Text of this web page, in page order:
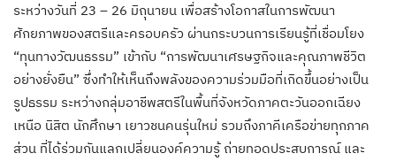
ระหว่างวันที่ 23 – 26 มิถุนายน เพื่อสร้างโอกาสในการพัฒนา
ศักยภาพของสตรีและครอบครัว ผ่านกระบวนการเรียนรู้ที่เชื่อมโยง
“ทุนทางวัฒนธรรม” เข้ากับ “การพัฒนาเศรษฐกิจและคุณภาพชีวิต
อย่างยั่งยืน” ซึ่งทำให้เห็นถึงพลังของความร่วมมือที่เกิดขึ้นอย่างเป็น
รูปธรรม ระหว่างกลุ่มอาชีพสตรีในพื้นที่จังหวัดภาคตะวันออกเฉียง
เหนือ นิสิต นักศึกษา เยาวชนคนรุ่นใหม่ รวมถึงภาคีเครือข่ายทุกภาค
ส่วน ที่ได้ร่วมกันแลกเปลี่ยนองค์ความรู้ ถ่ายทอดประสบการณ์ และ